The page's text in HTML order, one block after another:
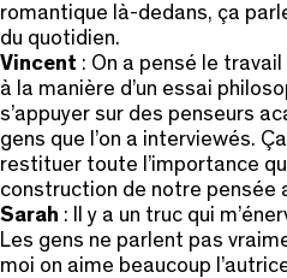
romantique là-dedans, ça
du quotidien.
Vincent : On a pensé le
à la manière d’un essai
s’appuyer sur des penseurs
gens que l’on a interviewés.
restituer toute l’importance
construction de notre pensée
Sarah : Il y a un truc qui
Les gens ne parlent pas
moi on aime beaucoup